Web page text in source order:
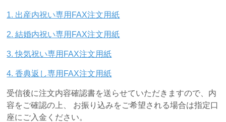
カタログ
1. 出産内祝い専用FAX注文用紙
2. 結婚内祝い専用FAX注文用紙
3. 快気祝い専用FAX注文用紙
4. 香典返し専用FAX注文用紙
受信後に注文内容確認書を送らせていただきますので、内
容をご確認の上、 お振り込みをご希望される場合は指定口
座にご入金ください。